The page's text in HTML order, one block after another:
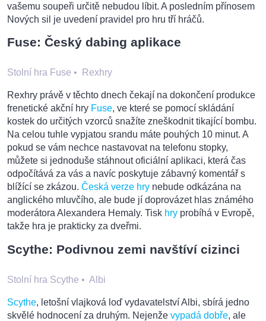
vašemu soupeři určitě nebudou líbit. A posledním přínosem
Nových sil je uvedení pravidel pro hru tří hráčů.
Fuse: Český dabing aplikace
Stolní hra Fuse • Rexhry
Rexhry právě v těchto dnech čekají na dokončení produkce
frenetické akční hry Fuse, ve které se pomocí skládání
kostek do určitých vzorců snažíte zneškodnit tikající bombu.
Na celou tuhle vypjatou srandu máte pouhých 10 minut. A
pokud se vám nechce nastavovat na telefonu stopky,
můžete si jednoduše stáhnout oficiální aplikaci, která čas
odpočítává za vás a navíc poskytuje zábavný komentář s
blížící se zkázou. Česká verze hry nebude odkázána na
anglického mluvčího, ale bude jí doprovázet hlas známého
moderátora Alexandera Hemaly. Tisk hry probíhá v Evropě,
takže hra je prakticky za dveřmi.
Scythe: Podivnou zemi navštíví cizinci
Stolní hra Scythe • Albi
Scythe, letošní vlajková loď vydavatelství Albi, sbírá jedno
skvělé hodnocení za druhým. Nejenže vypadá dobře, ale